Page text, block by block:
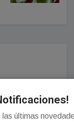
aún!
últimas